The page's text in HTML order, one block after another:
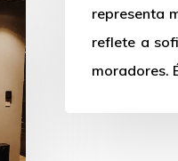
representa
reflete a
moradores.